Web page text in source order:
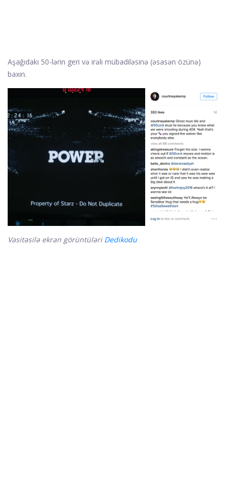
Aşağıdakı 50-lərin geri və irəli mübadiləsinə (əsasən özünə)
baxın.
Vasitəsilə ekran görüntüləri Dedikodu